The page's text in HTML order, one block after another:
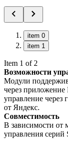
item 0
item 1
Item 1 of 2
Возможности
Модули
через
управление
от Яндекс.
Совместимость
В зависимости от
управления